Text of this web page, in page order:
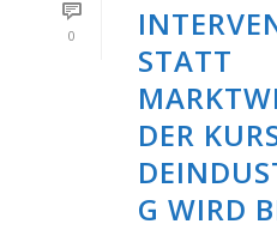
0
STATT
DER
G WIRD